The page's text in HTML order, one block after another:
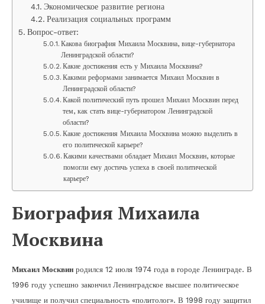
Экономическое развитие региона
Реализация социальных программ
Вопрос-ответ:
Какова биография Михаила Москвина, вице-губернатора
Ленинградской области?
Какие достижения есть у Михаила Москвина?
Какими реформами занимается Михаил Москвин в
Ленинградской области?
Какой политический путь прошел Михаил Москвин перед
тем, как стать вице-губернатором Ленинградской
области?
Какие достижения Михаила Москвина можно выделить в
его политической карьере?
Какими качествами обладает Михаил Москвин, которые
помогли ему достичь успеха в своей политической
карьере?
Биография Михаила
Москвина
Михаил Москвин родился 12 июля 1974 года в городе Ленинграде. В
1996 году успешно закончил Ленинградское высшее политическое
училище и получил специальность «политолог». В 1998 году защитил